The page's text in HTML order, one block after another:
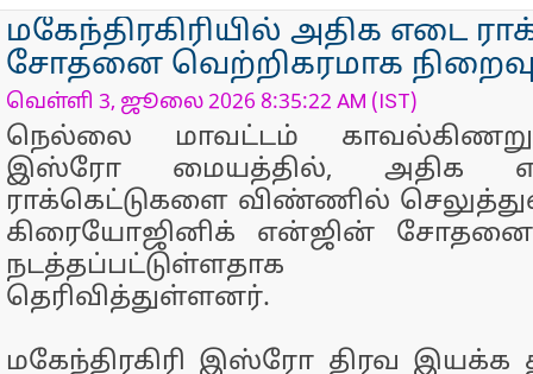
மகேந்திரகிரியில் அதிக எடை
சோதனை வெற்றிகரமாக
வெள்ளி 3, ஜூலை 2026 8:35:22 AM (IST)
நெல்லை மாவட்டம் காவல்கிணறு
இஸ்ரோ மையத்தில், அதிக
ராக்கெட்டுகளை விண்ணில்
கிரையோஜினிக் என்ஜின் சோதனை
நடத்தப்பட்டுள்ளதாக
தெரிவித்துள்ளனர்.
மகேந்திரகிரி இஸ்ரோ திரவ இயக்க